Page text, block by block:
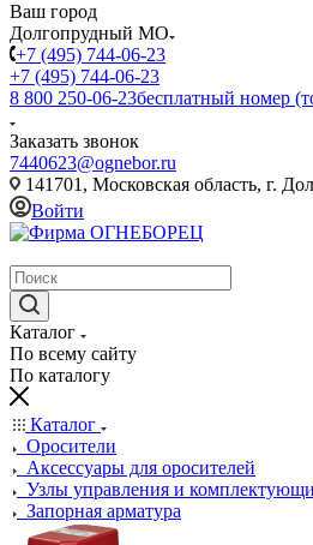
Ваш город
Долгопрудный МО
+7 (495) 744-06-23
+7 (495) 744-06-23
8 800 250-06-23бесплатный номер
Заказать звонок
7440623@ognebor.ru
141701, Московская область, г.
Войти
Каталог
По всему сайту
По каталогу
Каталог
Оросители
Аксессуары для оросителей
Узлы управления и
Запорная арматура